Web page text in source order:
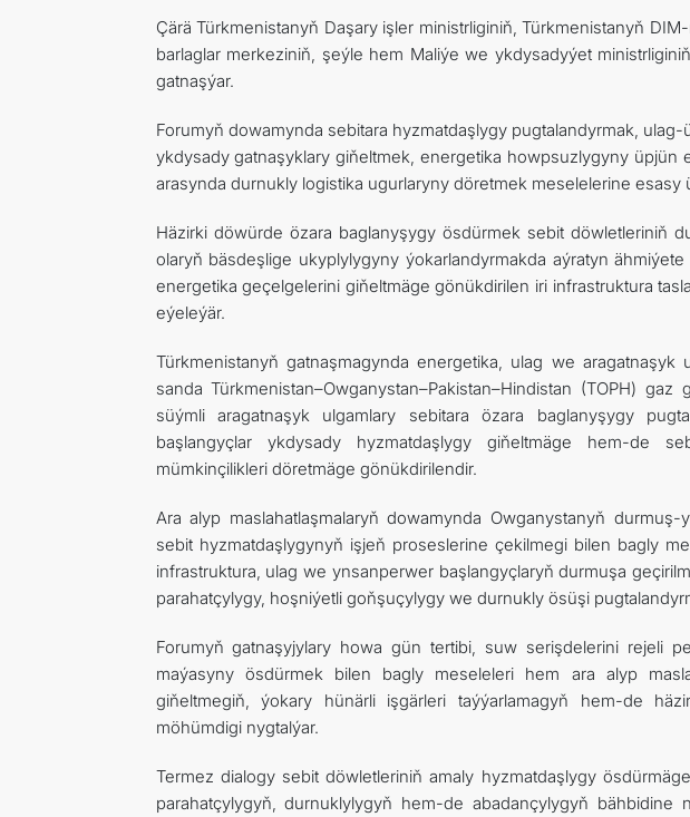
Çärä Türkmenistanyň Daşary işler ministrliginiň, Türkmenistanyň
barlaglar merkeziniň, şeýle hem Maliýe we ykdysadyýet
gatnaşýar.
Forumyň dowamynda sebitara hyzmatdaşlygy pugtalandyrmak,
ykdysady gatnaşyklary giňeltmek, energetika howpsuzlygyny
arasynda durnukly logistika ugurlaryny döretmek meselelerine esasy
Häzirki döwürde özara baglanyşygy ösdürmek sebit döwletleriniň
olaryň bäsdeşlige ukyplylygyny ýokarlandyrmakda aýratyn
energetika geçelgelerini giňeltmäge gönükdirilen iri infrastruktura
eýeleýär.
Türkmenistanyň gatnaşmagynda energetika, ulag we aragatnaşyk
sanda Türkmenistan–Owganystan–Pakistan–Hindistan (TOPH)
süýmli aragatnaşyk ulgamlary sebitara özara baglanyşygy
başlangyçlar ykdysady hyzmatdaşlygy giňeltmäge hem-de
mümkinçilikleri döretmäge gönükdirilendir.
Ara alyp maslahatlaşmalaryň dowamynda Owganystanyň
sebit hyzmatdaşlygynyň işjeň proseslerine çekilmegi bilen bagly
infrastruktura, ulag we ynsanperwer başlangyçlaryň durmuşa
parahatçylygy, hoşniýetli goňşuçylygy we durnukly ösüşi
Forumyň gatnaşyjylary howa gün tertibi, suw serişdelerini rejeli
maýasyny ösdürmek bilen bagly meseleleri hem ara alyp
giňeltmegiň, ýokary hünärli işgärleri taýýarlamagyň hem-de
möhümdigi nygtalýar.
Termez dialogy sebit döwletleriniň amaly hyzmatdaşlygy
parahatçylygyň, durnuklylygyň hem-de abadançylygyň bähbidine